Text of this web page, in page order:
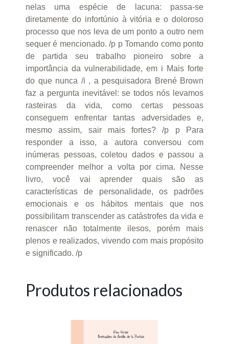
nelas uma espécie de lacuna: passa-se
diretamente do infortúnio à vitória e o doloroso
processo que nos leva de um ponto a outro nem
sequer é mencionado. /p p Tomando como ponto
de partida seu trabalho pioneiro sobre a
importância da vulnerabilidade, em i Mais forte
do que nunca /i , a pesquisadora Brené Brown
faz a pergunta inevitável: se todos nós levamos
rasteiras da vida, como certas pessoas
conseguem enfrentar tantas adversidades e,
mesmo assim, sair mais fortes? /p p Para
responder a isso, a autora conversou com
inúmeras pessoas, coletou dados e passou a
compreender melhor a volta por cima. Nesse
livro, você vai aprender quais são as
características de personalidade, os padrões
emocionais e os hábitos mentais que nos
possibilitam transcender as catástrofes da vida e
renascer não totalmente ilesos, porém mais
plenos e realizados, vivendo com mais propósito
e significado. /p
Produtos relacionados